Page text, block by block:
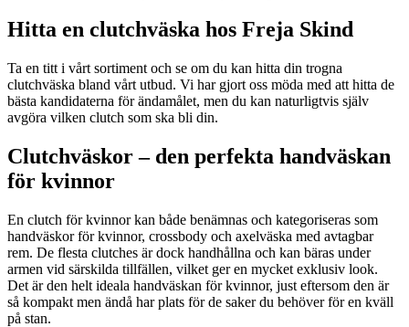
Hitta en clutchväska hos Freja Skind
Ta en titt i vårt sortiment och se om du kan hitta din trogna
clutchväska bland vårt utbud. Vi har gjort oss möda med att hitta de
bästa kandidaterna för ändamålet, men du kan naturligtvis själv
avgöra vilken clutch som ska bli din.
Clutchväskor – den perfekta handväskan
för kvinnor
En clutch för kvinnor kan både benämnas och kategoriseras som
handväskor för kvinnor, crossbody och axelväska med avtagbar
rem. De flesta clutches är dock handhållna och kan bäras under
armen vid särskilda tillfällen, vilket ger en mycket exklusiv look.
Det är den helt ideala handväskan för kvinnor, just eftersom den är
så kompakt men ändå har plats för de saker du behöver för en kväll
på stan.